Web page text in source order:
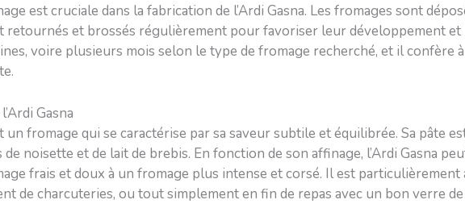
est cruciale dans la fabrication de l’Ardi Gasna. Les fromages sont
retournés et brossés régulièrement pour favoriser leur développement et
voire plusieurs mois selon le type de fromage recherché, et il confère à
Gasna
un fromage qui se caractérise par sa saveur subtile et équilibrée. Sa pâte
de noisette et de lait de brebis. En fonction de son affinage, l’Ardi Gasna
frais et doux à un fromage plus intense et corsé. Il est
de charcuteries, ou tout simplement en fin de repas avec un bon verre de